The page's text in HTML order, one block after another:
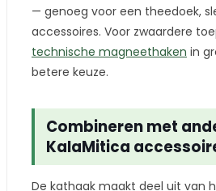
— genoeg voor een theedoek,
accessoires. Voor zwaardere
technische magneethaken in
betere keuze.
Combineren met
KalaMitica
De kathaak maakt deel uit van